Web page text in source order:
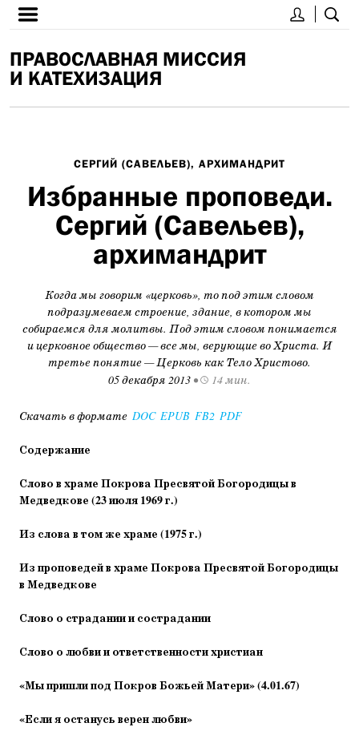
ПРАВОСЛАВНАЯ МИССИЯ
И КАТЕХИЗАЦИЯ
СЕРГИЙ (САВЕЛЬЕВ), АРХИМАНДРИТ
Избранные проповеди.
Сергий (Савельев),
архимандрит
Когда мы говорим «церковь», то под этим словом
подразумеваем строение, здание, в котором мы
собираемся для молитвы. Под этим словом понимается
и церковное общество — все мы, верующие во Христа. И
третье понятие — Церковь как Тело Христово.
05 декабря 2013 • 14 мин.
Скачать в формате DOC EPUB FB2 PDF
Содержание
Слово в храме Покрова Пресвятой Богородицы в
Медведкове (23 июля 1969 г.)
Из слова в том же храме (1975 г.)
Из проповедей в храме Покрова Пресвятой Богородицы
в Медведкове
Слово о страдании и сострадании
Слово о любви и ответственности христиан
«Мы пришли под Покров Божьей Матери» (4.01.67)
«Если я останусь верен любви»